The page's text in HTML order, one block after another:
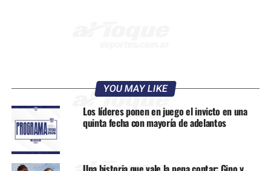
YOU MAY LIKE
Los líderes ponen en juego el invicto en una
quinta fecha con mayoría de adelantos